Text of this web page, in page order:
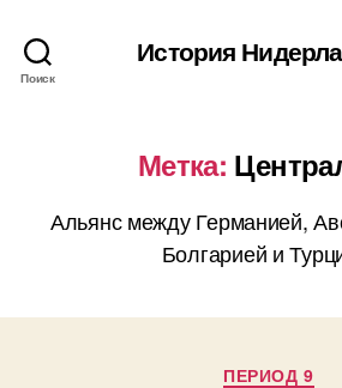
Поиск
История
Метка:
Альянс между Германией,
Болгарией и
Рубрики
ПЕРИОД 9